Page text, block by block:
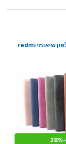
כיסוי ספר לטלפון שיאומי redmi
-
28%